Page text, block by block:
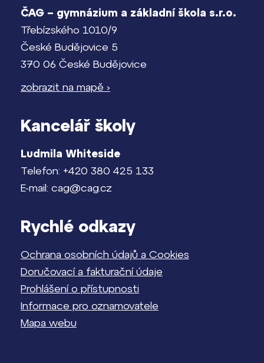
ČAG – gymnázium a základní škola s.r.o.
Třebízského 1010/9
České Budějovice 5
370 06 České Budějovice
zobrazit na mapě ›
Kancelář školy
Ludmila Whiteside
Telefon: +420 380 425 133
E-mail: cag@cag.cz
Rychlé odkazy
Ochrana osobních údajů a Cookies
Doručovací a fakturační údaje
Prohlášení o přístupnosti
Informace pro oznamovatele
Mapa webu